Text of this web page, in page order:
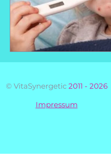
© VitaSynergetic2011 - 2026
Impressum